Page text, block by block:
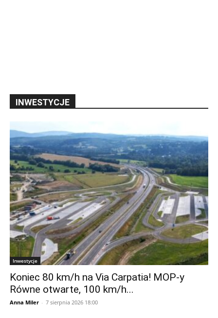
INWESTYCJE
Inwestycje
Koniec 80 km/h na Via Carpatia! MOP-y
Równe otwarte, 100 km/h...
Anna Miler - 7 sierpnia 2026 18:00